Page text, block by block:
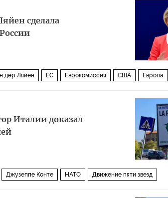
сделала
дер Ляйен ЕС Еврокомиссия США Европа
Италии доказал
Джузеппе Конте НАТО Движение пяти звезд